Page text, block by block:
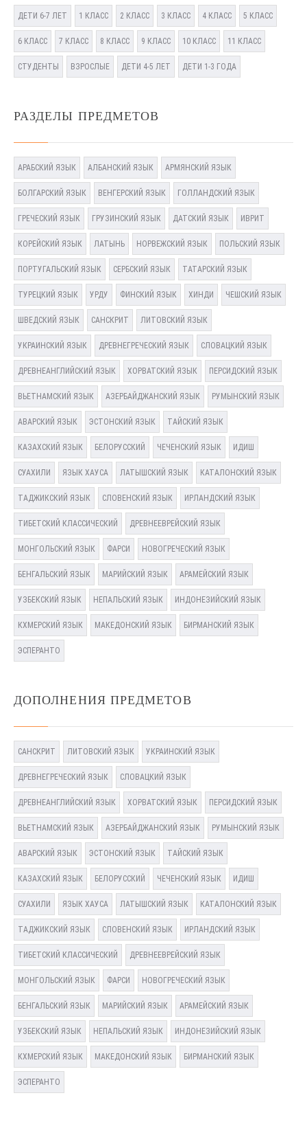
ДЕТИ 6-7 ЛЕТ 1 КЛАСС 2 КЛАСС 3 КЛАСС 4 КЛАСС 5 КЛАСС
6 КЛАСС 7 КЛАСС 8 КЛАСС 9 КЛАСС 10 КЛАСС 11 КЛАСС
СТУДЕНТЫ ВЗРОСЛЫЕ ДЕТИ 4-5 ЛЕТ ДЕТИ 1-3 ГОДА
РАЗДЕЛЫ ПРЕДМЕТОВ
АРАБСКИЙ ЯЗЫК АЛБАНСКИЙ ЯЗЫК АРМЯНСКИЙ ЯЗЫК
БОЛГАРСКИЙ ЯЗЫК ВЕНГЕРСКИЙ ЯЗЫК ГОЛЛАНДСКИЙ ЯЗЫК
ГРЕЧЕСКИЙ ЯЗЫК ГРУЗИНСКИЙ ЯЗЫК ДАТСКИЙ ЯЗЫК ИВРИТ
КОРЕЙСКИЙ ЯЗЫК ЛАТЫНЬ НОРВЕЖСКИЙ ЯЗЫК ПОЛЬСКИЙ ЯЗЫК
ПОРТУГАЛЬСКИЙ ЯЗЫК СЕРБСКИЙ ЯЗЫК ТАТАРСКИЙ ЯЗЫК
ТУРЕЦКИЙ ЯЗЫК УРДУ ФИНСКИЙ ЯЗЫК ХИНДИ ЧЕШСКИЙ ЯЗЫК
ШВЕДСКИЙ ЯЗЫК САНСКРИТ ЛИТОВСКИЙ ЯЗЫК
УКРАИНСКИЙ ЯЗЫК ДРЕВНЕГРЕЧЕСКИЙ ЯЗЫК СЛОВАЦКИЙ ЯЗЫК
ДРЕВНЕАНГЛИЙСКИЙ ЯЗЫК ХОРВАТСКИЙ ЯЗЫК ПЕРСИДСКИЙ ЯЗЫК
ВЬЕТНАМСКИЙ ЯЗЫК АЗЕРБАЙДЖАНСКИЙ ЯЗЫК РУМЫНСКИЙ ЯЗЫК
АВАРСКИЙ ЯЗЫК ЭСТОНСКИЙ ЯЗЫК ТАЙСКИЙ ЯЗЫК
КАЗАХСКИЙ ЯЗЫК БЕЛОРУССКИЙ ЧЕЧЕНСКИЙ ЯЗЫК ИДИШ
СУАХИЛИ ЯЗЫК ХАУСА ЛАТЫШСКИЙ ЯЗЫК КАТАЛОНСКИЙ ЯЗЫК
ТАДЖИКСКИЙ ЯЗЫК СЛОВЕНСКИЙ ЯЗЫК ИРЛАНДСКИЙ ЯЗЫК
ТИБЕТСКИЙ КЛАССИЧЕСКИЙ ДРЕВНЕЕВРЕЙСКИЙ ЯЗЫК
МОНГОЛЬСКИЙ ЯЗЫК ФАРСИ НОВОГРЕЧЕСКИЙ ЯЗЫК
БЕНГАЛЬСКИЙ ЯЗЫК МАРИЙСКИЙ ЯЗЫК АРАМЕЙСКИЙ ЯЗЫК
УЗБЕКСКИЙ ЯЗЫК НЕПАЛЬСКИЙ ЯЗЫК ИНДОНЕЗИЙСКИЙ ЯЗЫК
КХМЕРСКИЙ ЯЗЫК МАКЕДОНСКИЙ ЯЗЫК БИРМАНСКИЙ ЯЗЫК
ЭСПЕРАНТО
ДОПОЛНЕНИЯ ПРЕДМЕТОВ
САНСКРИТ ЛИТОВСКИЙ ЯЗЫК УКРАИНСКИЙ ЯЗЫК
ДРЕВНЕГРЕЧЕСКИЙ ЯЗЫК СЛОВАЦКИЙ ЯЗЫК
ДРЕВНЕАНГЛИЙСКИЙ ЯЗЫК ХОРВАТСКИЙ ЯЗЫК ПЕРСИДСКИЙ ЯЗЫК
ВЬЕТНАМСКИЙ ЯЗЫК АЗЕРБАЙДЖАНСКИЙ ЯЗЫК РУМЫНСКИЙ ЯЗЫК
АВАРСКИЙ ЯЗЫК ЭСТОНСКИЙ ЯЗЫК ТАЙСКИЙ ЯЗЫК
КАЗАХСКИЙ ЯЗЫК БЕЛОРУССКИЙ ЧЕЧЕНСКИЙ ЯЗЫК ИДИШ
СУАХИЛИ ЯЗЫК ХАУСА ЛАТЫШСКИЙ ЯЗЫК КАТАЛОНСКИЙ ЯЗЫК
ТАДЖИКСКИЙ ЯЗЫК СЛОВЕНСКИЙ ЯЗЫК ИРЛАНДСКИЙ ЯЗЫК
ТИБЕТСКИЙ КЛАССИЧЕСКИЙ ДРЕВНЕЕВРЕЙСКИЙ ЯЗЫК
МОНГОЛЬСКИЙ ЯЗЫК ФАРСИ НОВОГРЕЧЕСКИЙ ЯЗЫК
БЕНГАЛЬСКИЙ ЯЗЫК МАРИЙСКИЙ ЯЗЫК АРАМЕЙСКИЙ ЯЗЫК
УЗБЕКСКИЙ ЯЗЫК НЕПАЛЬСКИЙ ЯЗЫК ИНДОНЕЗИЙСКИЙ ЯЗЫК
КХМЕРСКИЙ ЯЗЫК МАКЕДОНСКИЙ ЯЗЫК БИРМАНСКИЙ ЯЗЫК
ЭСПЕРАНТО